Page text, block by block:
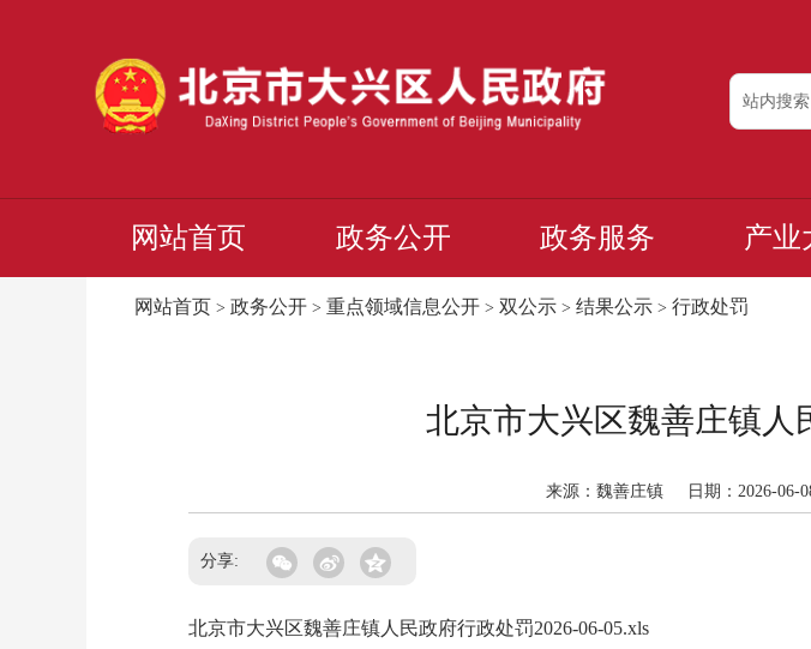
站内搜索
网站首页 政务公开 政务服务 产业
网站首页 > 政务公开 > 重点领域信息公开 > 双公示 > 结果公示 > 行政处罚
北京市大兴区魏善庄镇人
来源：魏善庄镇 日期：2026-06-
分享:
北京市大兴区魏善庄镇人民政府行政处罚2026-06-05.xls